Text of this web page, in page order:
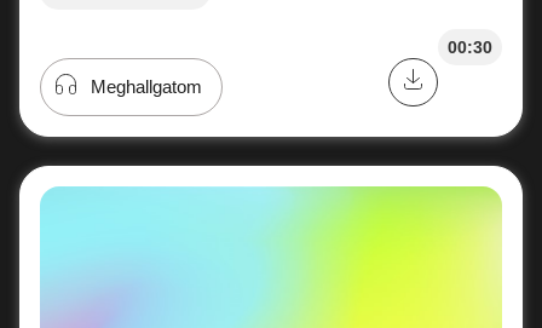
00:30
Meghallgatom